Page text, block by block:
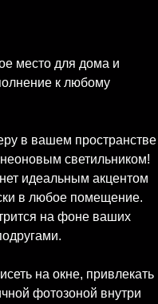
место для дома и
к любому
в вашем пространстве
светильником!
идеальным акцентом
в любое помещение.
на фоне ваших
на окне, привлекать
фотозоной внутри